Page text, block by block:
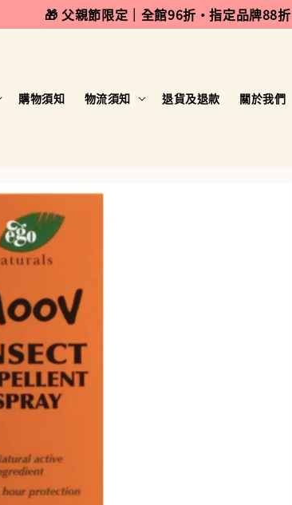
🎁 父親節限定｜全館96折・指定品牌88
購物須知 物流須知 退貨及退款 關於我們